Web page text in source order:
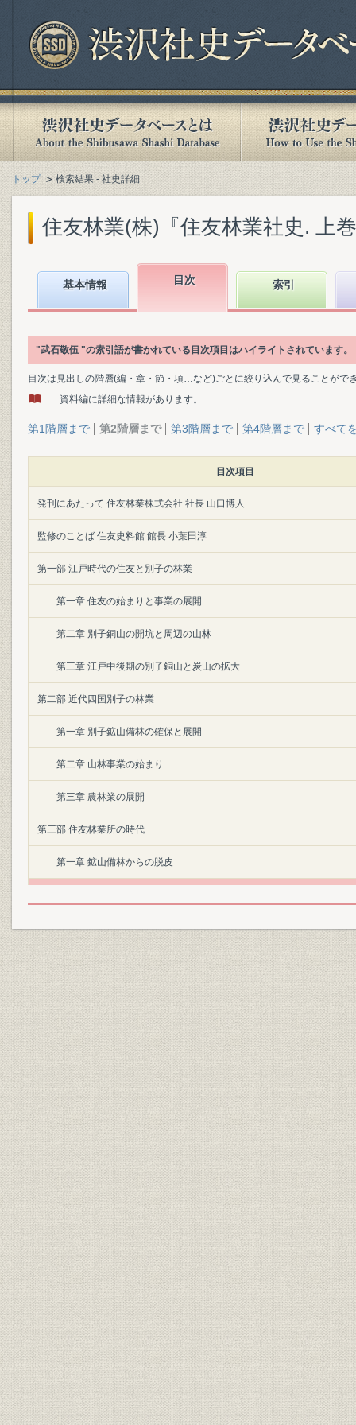
トップ 検索結果 - 社史詳細
住友林業(株)『住友林業社史. 上
基本情報 目次 索引
"武石敬伍 "の索引語が書かれている目次項目はハイライトされています。
目次は見出しの階層(編・章・節・項…など)ごとに絞り込んで見ることがで
… 資料編に詳細な情報があります。
第1階層まで 第2階層まで 第3階層まで 第4階層まで すべて
目次項目
発刊にあたって 住友林業株式会社 社長 山口博人
監修のことば 住友史料館 館長 小葉田淳
第一部 江戸時代の住友と別子の林業
第一章 住友の始まりと事業の展開
第二章 別子銅山の開坑と周辺の山林
第三章 江戸中後期の別子銅山と炭山の拡大
第二部 近代四国別子の林業
第一章 別子鉱山備林の確保と展開
第二章 山林事業の始まり
第三章 農林業の展開
第三部 住友林業所の時代
第一章 鉱山備林からの脱皮
索引